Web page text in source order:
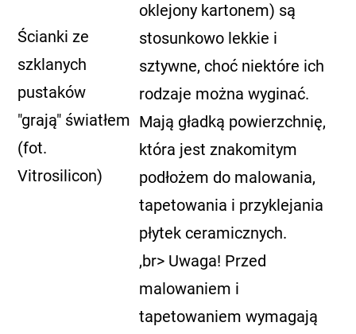
Ścianki ze
szklanych
pustaków
"grają" światłem
(fot.
Vitrosilicon)
oklejony kartonem) są
stosunkowo lekkie i
sztywne, choć niektóre ich
rodzaje można wyginać.
Mają gładką powierzchnię,
która jest znakomitym
podłożem do malowania,
tapetowania i przyklejania
płytek ceramicznych.
,br> Uwaga! Przed
malowaniem i
tapetowaniem wymagają